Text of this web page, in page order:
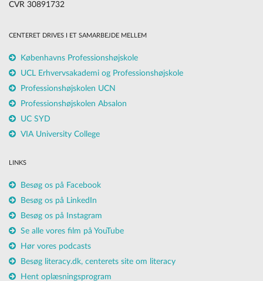
CVR 30891732
CENTERET DRIVES I ET SAMARBEJDE MELLEM
Københavns Professionshøjskole
UCL Erhvervsakademi og Professionshøjskole
Professionshøjskolen UCN
Professionshøjskolen Absalon
UC SYD
VIA University College
LINKS
Besøg os på Facebook
Besøg os på LinkedIn
Besøg os på Instagram
Se alle vores film på YouTube
Hør vores podcasts
Besøg literacy.dk, centerets site om literacy
Hent oplæsningsprogram